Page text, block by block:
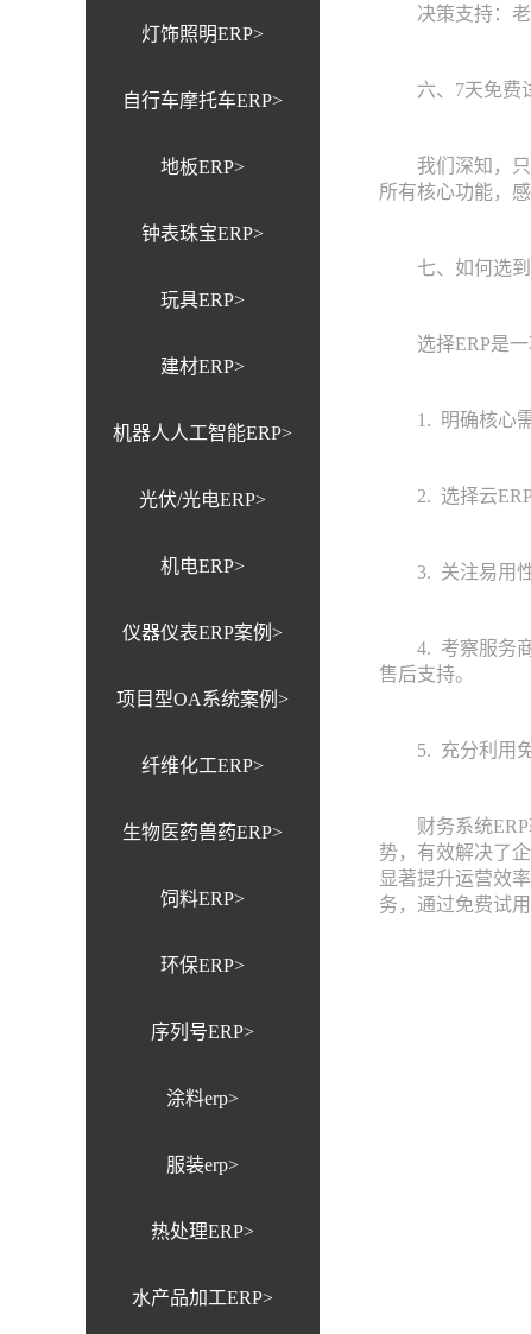
灯饰照明ERP>
自行车摩托车ERP>
地板ERP>
钟表珠宝ERP>
玩具ERP>
建材ERP>
机器人人工智能ERP>
光伏/光电ERP>
机电ERP>
仪器仪表ERP案例>
项目型OA系统案例>
纤维化工ERP>
生物医药兽药ERP>
饲料ERP>
环保ERP>
序列号ERP>
涂料erp>
服装erp>
热处理ERP>
水产品加工ERP>
决策支持：老板
六、7天免费
我们深知，只
所有核心功能，
七、如何选到
选择ERP是一
1. 明确核心需
2. 选择云ERP
3. 关注易用性
4. 考察服务商
售后支持。
5. 充分利用免
财务系统ERP
势，有效解决了
显著提升运营效
务，通过免费试